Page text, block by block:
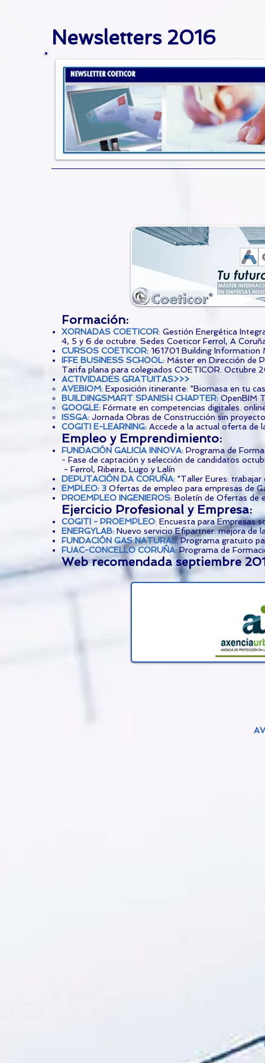
Newsletters 2016
Formación:​
XORNADAS COETICOR: Gestión Energética
4, 5 y 6 de octubre. Sedes Coeticor Ferrol, A
CURSOS COETICOR: 161701 Building Information
IFFE BUSINESS SCHOOL: Máster en Dirección de
Tarifa plana para colegiados COETICOR. Octubre
ACTIVIDADES GRATUITAS>>>
AVEBIOM: Exposición itinerante: "Biomasa en tu
BUILDINGSMART SPANISH CHAPTER: OpenBIM
GOOGLE: Fórmate en competencias digitales.
ISSGA: Jornada Obras de Construcción sin
COGITI E-LEARNING: Accede a la actual oferta de
​Empleo y Emprendimiento:
FUNDACIÓN GALICIA INNOVA: Programa de
- Fase de captación y selección de candidatos
- Ferrol, Ribeira, Lugo y Lalín
DEPUTACIÓN DA CORUÑA: "Taller Eures:
EMPLEO: 3 Ofertas de empleo para empresas de
PROEMPLEO INGENIEROS: Boletín de Ofertas de
Ejercicio Profesional y Empresa:
COGITI - PROEMPLEO: Encuesta para Empresas
ENERGYLAB: Nuevo servicio Efipartner: mejora de
FUNDACIÓN GAS NATURAL:Programa gratuito
FUAC-CONCELLO CORUÑA:Programa de
Web recomendada septiembre